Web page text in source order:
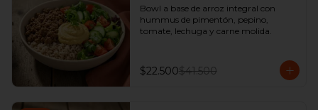
Bowl a base de arroz integral con
hummus de pimentón, pepino,
tomate, lechuga y carne molida.
$22.500$41.500